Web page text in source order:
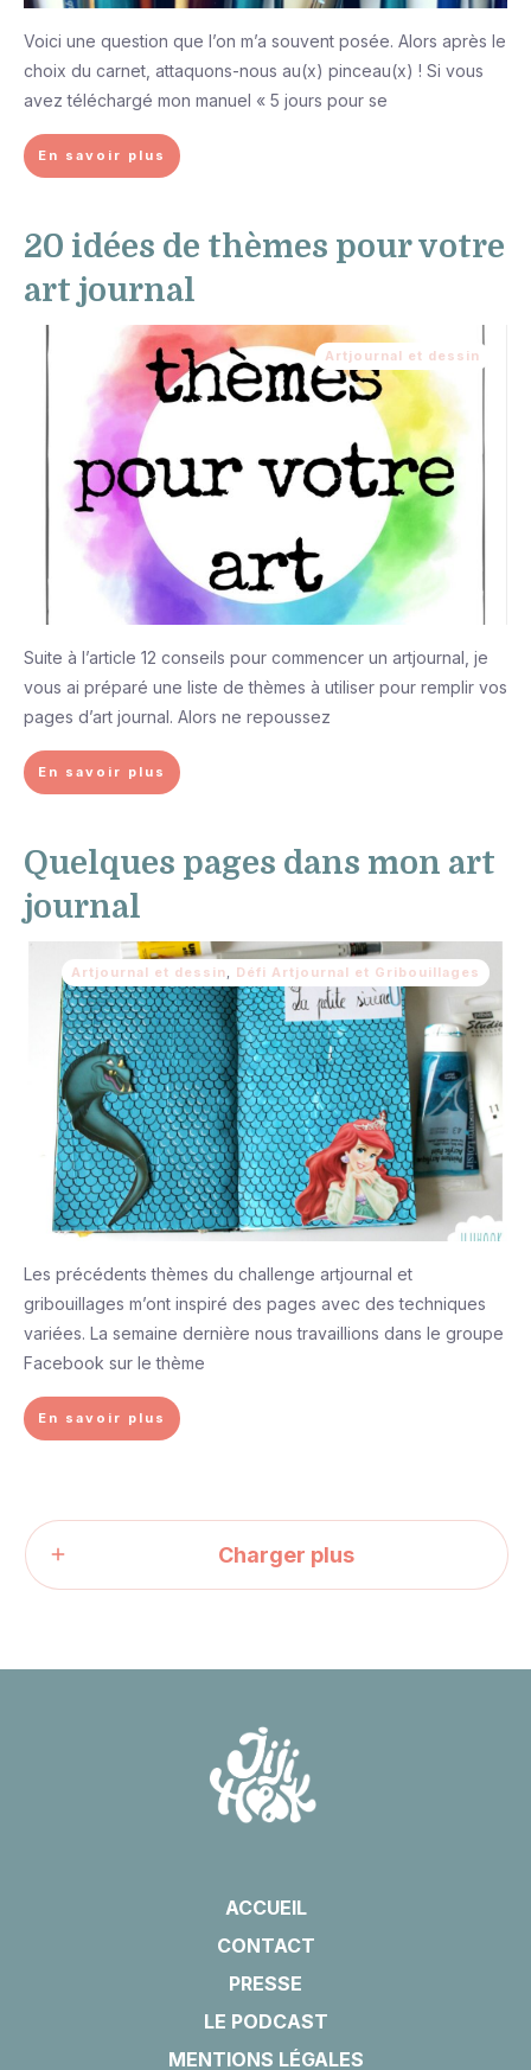
Voici une question que l’on m’a souvent posée. Alors après le
choix du carnet, attaquons-nous au(x) pinceau(x) ! Si vous
avez téléchargé mon manuel « 5 jours pour se
En savoir plus
20 idées de thèmes pour votre
art journal
Artjournal et dessin
Suite à l’article 12 conseils pour commencer un artjournal, je
vous ai préparé une liste de thèmes à utiliser pour remplir vos
pages d’art journal. Alors ne repoussez
En savoir plus
Quelques pages dans mon art
journal
Artjournal et dessin Défi Artjournal et Gribouillages
Les précédents thèmes du challenge artjournal et
gribouillages m’ont inspiré des pages avec des techniques
variées. La semaine dernière nous travaillions dans le groupe
Facebook sur le thème
En savoir plus
Charger plus
ACCUEIL
CONTACT
PRESSE
LE PODCAST
MENTIONS LÉGALES